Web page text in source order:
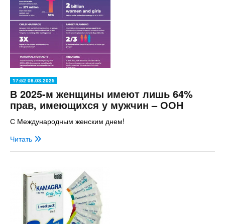
17:52 08.03.2025
В 2025-м женщины имеют лишь 64%
прав, имеющихся у мужчин – ООН
С Международным женским днем!
Читать